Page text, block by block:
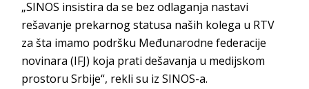
„SINOS insistira da se bez odlaganja nastavi
rešavanje prekarnog statusa naših kolega u RTV
za šta imamo podršku Međunarodne federacije
novinara (IFJ) koja prati dešavanja u medijskom
prostoru Srbije“, rekli su iz SINOS-a.